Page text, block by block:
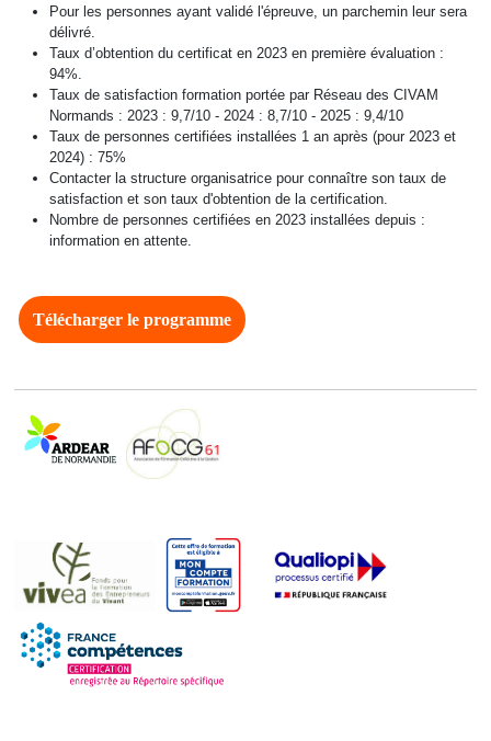
Pour les personnes ayant validé l'épreuve, un parchemin leur sera
délivré.
Taux d’obtention du certificat en 2023 en première évaluation :
94%.
Taux de satisfaction formation portée par Réseau des CIVAM
Normands : 2023 : 9,7/10 - 2024 : 8,7/10 - 2025 : 9,4/10
Taux de personnes certifiées installées 1 an après (pour 2023 et
2024) : 75%
Contacter la structure organisatrice pour connaître son taux de
satisfaction et son taux d'obtention de la certification.
Nombre de personnes certifiées en 2023 installées depuis :
information en attente.
Télécharger le programme